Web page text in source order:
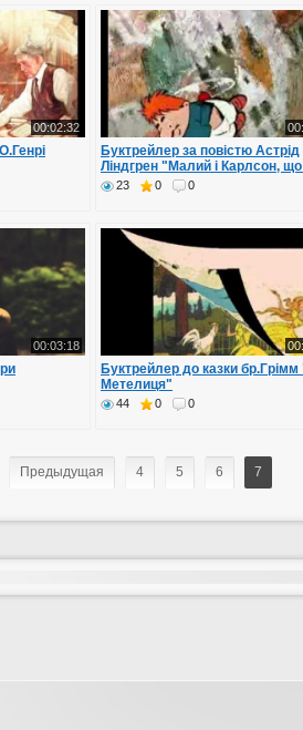
00:02:32
Буктрейлер за повістю Астрід
Ліндгрен "Малий і Карлсон,
на даху"
23 0 0
00:03:18
Буктрейлер до казки бр.Грімм
Метелиця"
44 0 0
Предыдущая 4 5 6 7